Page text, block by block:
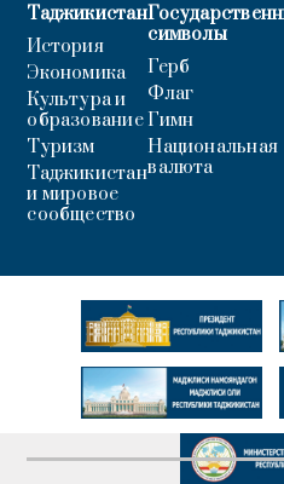
Таджикистан
История
Экономика
Культура и
образование
Туризм
Таджикистан
и мировое
сообщество
символы
Герб
Флаг
Гимн
Национальная
валюта